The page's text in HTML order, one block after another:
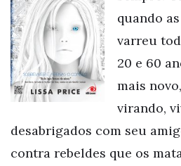
quando
varreu
20 e 60
mais
virando,
desabrigados com seu
contra rebeldes que os